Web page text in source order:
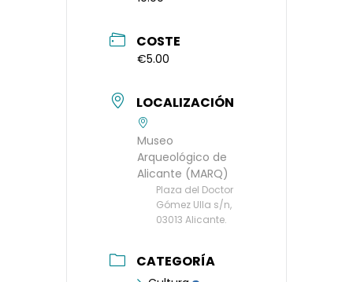
COSTE
€5.00
LOCALIZACIÓN
Museo
Arqueológico de
Alicante (MARQ)
Plaza del Doctor
Gómez Ulla s/n,
03013 Alicante.
CATEGORÍA